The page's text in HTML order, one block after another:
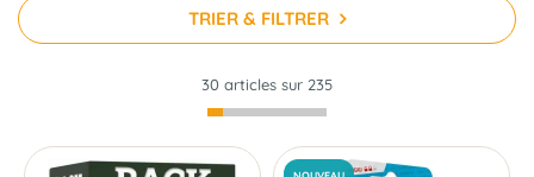
TRIER & FILTRER
30 articles sur 235